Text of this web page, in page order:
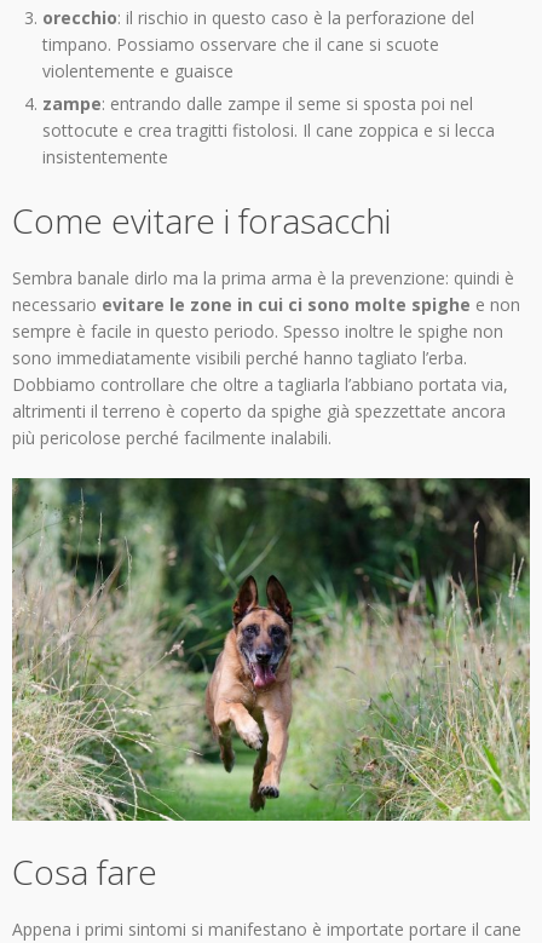
orecchio: il rischio in questo caso è la perforazione del
timpano. Possiamo osservare che il cane si scuote
violentemente e guaisce
zampe: entrando dalle zampe il seme si sposta poi nel
sottocute e crea tragitti fistolosi. Il cane zoppica e si lecca
insistentemente
Come evitare i forasacchi
Sembra banale dirlo ma la prima arma è la prevenzione: quindi è
necessario evitare le zone in cui ci sono molte spighe e non
sempre è facile in questo periodo. Spesso inoltre le spighe non
sono immediatamente visibili perché hanno tagliato l’erba.
Dobbiamo controllare che oltre a tagliarla l’abbiano portata via,
altrimenti il terreno è coperto da spighe già spezzettate ancora
più pericolose perché facilmente inalabili.
Cosa fare
Appena i primi sintomi si manifestano è importate portare il cane